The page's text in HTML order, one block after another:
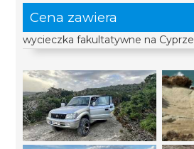
Cena zawiera
wycieczka fakultatywne na Cyprze